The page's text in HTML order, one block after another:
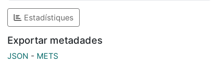
Estadístiques
Exportar metadades
JSON - METS